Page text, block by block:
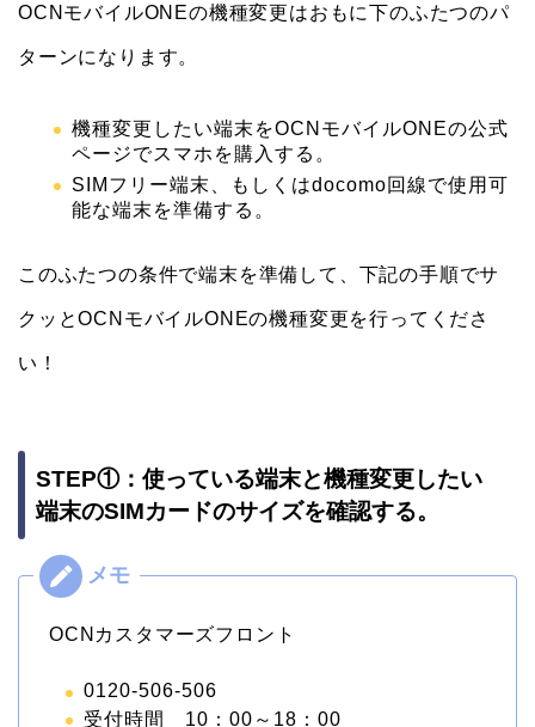
OCNモバイルONEの機種変更はおもに下のふたつのパ
ターンになります。
機種変更したい端末をOCNモバイルONEの公式
ページでスマホを購入する。
SIMフリー端末、もしくはdocomo回線で使用可
能な端末を準備する。
このふたつの条件で端末を準備して、下記の手順でサ
クッとOCNモバイルONEの機種変更を行ってくださ
い！
STEP①：使っている端末と機種変更したい
端末のSIMカードのサイズを確認する。
OCNカスタマーズフロント
0120-506-506
受付時間 10：00～18：00